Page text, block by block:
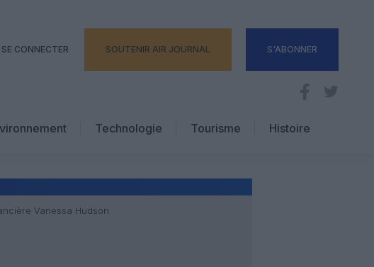
SE CONNECTER SOUTENIR AIR JOURNAL S'ABONNER
Technologie
Tourisme
Hôtellerie
Histoire
Vanessa Hudson